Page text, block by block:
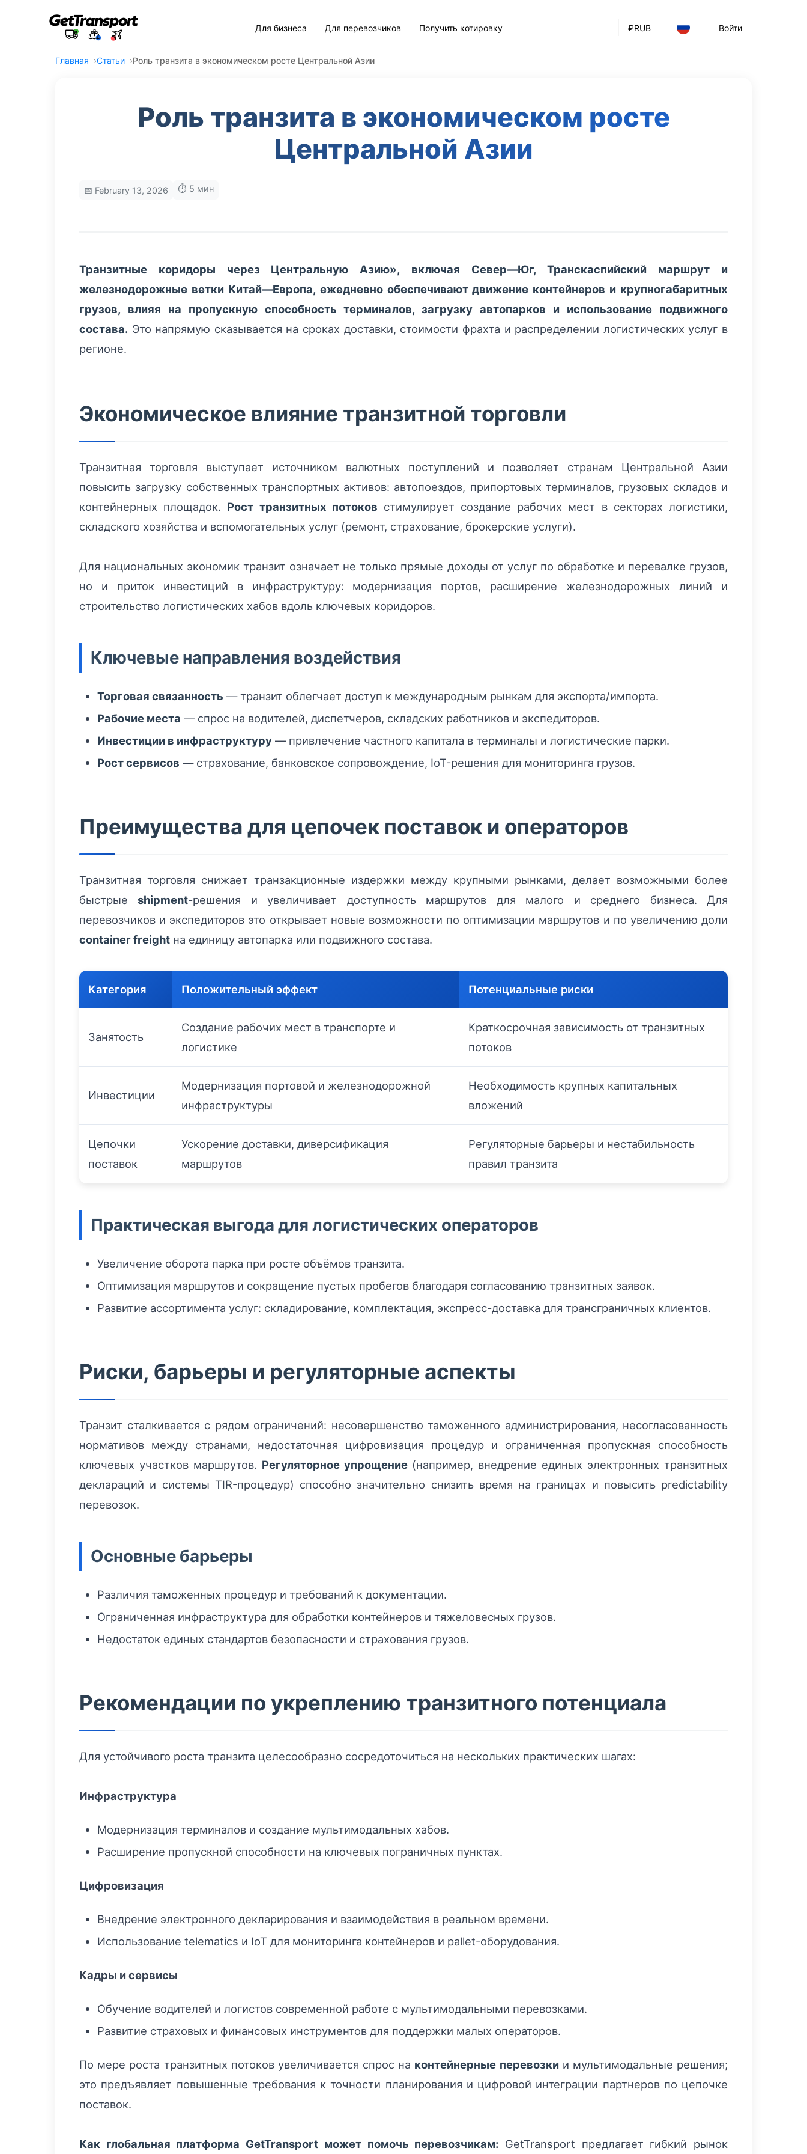
₽RUB Войти
Для бизнеса Для перевозчиков Получить котировку
Главная Статьи Роль транзита в экономическом росте Центральной Азии
Роль транзита в экономическом росте
Центральной Азии
📅 February 13, 2026 ⏱️ 5 мин
Транзитные коридоры через Центральную Азию», включая Север—Юг, Транскаспийский маршрут и
железнодорожные ветки Китай—Европа, ежедневно обеспечивают движение контейнеров и крупногабаритных
грузов, влияя на пропускную способность терминалов, загрузку автопарков и использование подвижного
состава. Это напрямую сказывается на сроках доставки, стоимости фрахта и распределении логистических услуг в
регионе.
Экономическое влияние транзитной торговли
Транзитная торговля выступает источником валютных поступлений и позволяет странам Центральной Азии
повысить загрузку собственных транспортных активов: автопоездов, припортовых терминалов, грузовых складов и
контейнерных площадок. Рост транзитных потоков стимулирует создание рабочих мест в секторах логистики,
складского хозяйства и вспомогательных услуг (ремонт, страхование, брокерские услуги).
Для национальных экономик транзит означает не только прямые доходы от услуг по обработке и перевалке грузов,
но и приток инвестиций в инфраструктуру: модернизация портов, расширение железнодорожных линий и
строительство логистических хабов вдоль ключевых коридоров.
Ключевые направления воздействия
Торговая связанность — транзит облегчает доступ к международным рынкам для экспорта/импорта.
Рабочие места — спрос на водителей, диспетчеров, складских работников и экспедиторов.
Инвестиции в инфраструктуру — привлечение частного капитала в терминалы и логистические парки.
Рост сервисов — страхование, банковское сопровождение, IoT-решения для мониторинга грузов.
Преимущества для цепочек поставок и операторов
Транзитная торговля снижает транзакционные издержки между крупными рынками, делает возможными более
быстрыеshipment-решения и увеличивает доступность маршрутов для малого и среднего бизнеса. Для
перевозчиков и экспедиторов это открывает новые возможности по оптимизации маршрутов и по увеличению доли
container freight на единицу автопарка или подвижного состава.
Категория Положительный эффект Потенциальные риски
Занятость
Создание рабочих мест в транспорте и
логистике
Краткосрочная зависимость от транзитных
потоков
Инвестиции
Модернизация портовой и железнодорожной
инфраструктуры
Необходимость крупных капитальных
вложений
Цепочки
поставок
Ускорение доставки, диверсификация
маршрутов
Регуляторные барьеры и нестабильность
правил транзита
Практическая выгода для логистических операторов
Увеличение оборота парка при росте объёмов транзита.
Оптимизация маршрутов и сокращение пустых пробегов благодаря согласованию транзитных заявок.
Развитие ассортимента услуг: складирование, комплектация, экспресс-доставка для трансграничных клиентов.
Риски, барьеры и регуляторные аспекты
Транзит сталкивается с рядом ограничений: несовершенство таможенного администрирования, несогласованность
нормативов между странами, недостаточная цифровизация процедур и ограниченная пропускная способность
ключевых участков маршрутов. Регуляторное упрощение(например, внедрение единых электронных транзитных
деклараций и системы TIR-процедур) способно значительно снизить время на границах и повысить predictability
перевозок.
Основные барьеры
Различия таможенных процедур и требований к документации.
Ограниченная инфраструктура для обработки контейнеров и тяжеловесных грузов.
Недостаток единых стандартов безопасности и страхования грузов.
Рекомендации по укреплению транзитного потенциала
Для устойчивого роста транзита целесообразно сосредоточиться на нескольких практических шагах:
Инфраструктура
Модернизация терминалов и создание мультимодальных хабов.
Расширение пропускной способности на ключевых пограничных пунктах.
Цифровизация
Внедрение электронного декларирования и взаимодействия в реальном времени.
Использование telematics и IoT для мониторинга контейнеров и pallet-оборудования.
Кадры и сервисы
Обучение водителей и логистов современной работе с мультимодальными перевозками.
Развитие страховых и финансовых инструментов для поддержки малых операторов.
По мере роста транзитных потоков увеличивается спрос на контейнерные перевозки и мультимодальные решения;
это предъявляет повышенные требования к точности планирования и цифровой интеграции партнеров по цепочке
поставок.
Как глобальная платформа GetTransport может помочь перевозчикам: GetTransport предлагает гибкий рынок